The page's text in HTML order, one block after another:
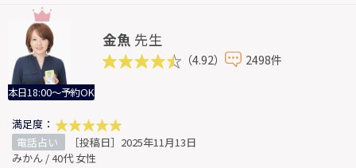
本日18:00～予約OK
金魚 先生
（4.92） 2498件
満足度：
電話占い
［投稿日］2025年11月13日
みかん / 40代 女性